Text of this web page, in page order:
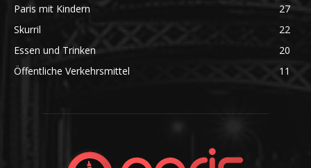
Paris mit Kindern
27
Skurril
22
Essen und Trinken
20
Öffentliche Verkehrsmittel
11